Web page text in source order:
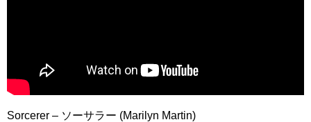
Sorcerer – ソーサラー (Marilyn Martin)